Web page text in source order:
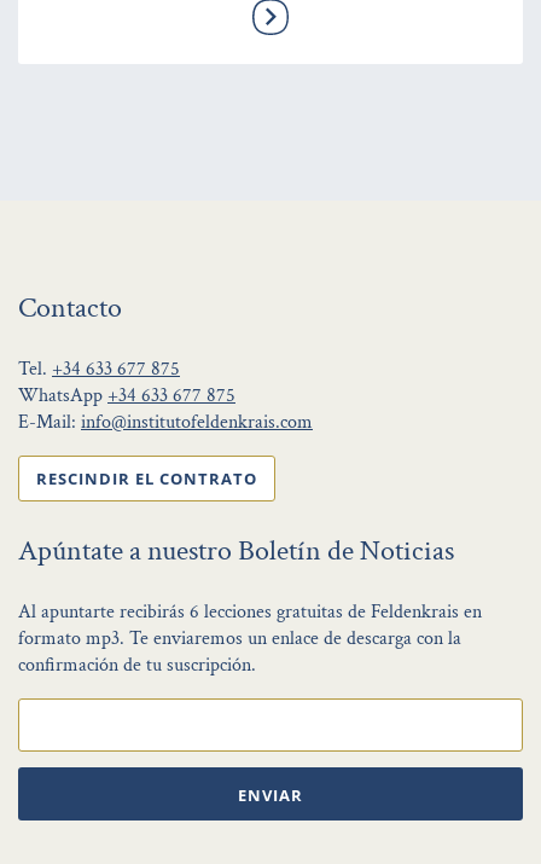
Contacto
Tel. +34 633 677 875
WhatsApp +34 633 677 875
E-Mail: info@institutofeldenkrais.com
RESCINDIR EL CONTRATO
Apúntate a nuestro Boletín de Noticias
Al apuntarte recibirás 6 lecciones gratuitas de Feldenkrais en
formato mp3. Te enviaremos un enlace de descarga con la
confirmación de tu suscripción.
ENVIAR